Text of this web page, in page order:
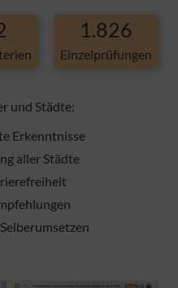
1.826
Einzelprüfungen
und Städte:
Erkenntnisse
aller Städte